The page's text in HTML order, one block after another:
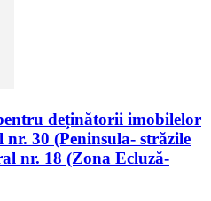
deținătorii imobilelor
nr. 30 (Peninsula- străzile
nr. 18 (Zona Ecluză-